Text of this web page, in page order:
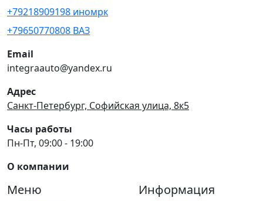
+79218909198 иномрк
+79650770808 ВАЗ
Email
integraauto@yandex.ru
Адрес
Санкт-Петербург, Софийская улица, 8к5
Часы работы
Пн-Пт, 09:00 - 19:00
О компании
Меню Информация